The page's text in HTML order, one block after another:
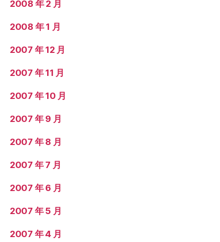
2008 年 2 月
2008 年 1 月
2007 年 12 月
2007 年 11 月
2007 年 10 月
2007 年 9 月
2007 年 8 月
2007 年 7 月
2007 年 6 月
2007 年 5 月
2007 年 4 月